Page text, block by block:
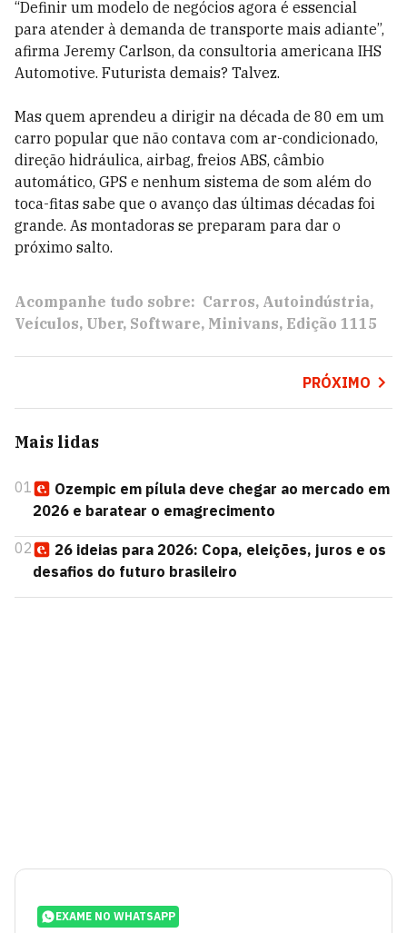
“Definir um modelo de negócios agora é essencial
para atender à demanda de transporte mais adiante”,
afirma Jeremy Carlson, da consultoria americana IHS
Automotive. Futurista demais? Talvez.
Mas quem aprendeu a dirigir na década de 80 em um
carro popular que não contava com ar-condicionado,
direção hidráulica, airbag, freios ABS, câmbio
automático, GPS e nenhum sistema de som além do
toca-fitas sabe que o avanço das últimas décadas foi
grande. As montadoras se preparam para dar o
próximo salto.
Acompanhe tudo sobre: Carros Autoindústria
Veículos Uber Software Minivans Edição 1115
PRÓXIMO
Mais lidas
01
Ozempic em pílula deve chegar ao mercado em
2026 e baratear o emagrecimento
02
26 ideias para 2026: Copa, eleições, juros e os
desafios do futuro brasileiro
EXAME NO WHATSAPP